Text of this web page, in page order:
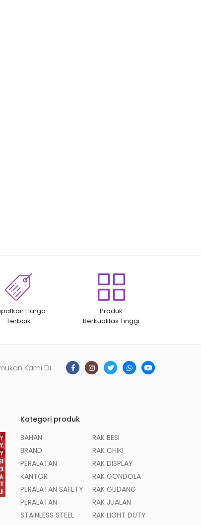
Harga
Terbaik
Produk
Berkualitas Tinggi
Kami Di :
Kategori produk
BAHAN
BRAND
PERALATAN
KANTOR
PERALATAN SAFETY
PERALATAN
STAINLESS STEEL
RAK BESI
RAK CHIKI
RAK DISPLAY
RAK GONDOLA
RAK GUDANG
RAK JUALAN
RAK LIGHT DUTY